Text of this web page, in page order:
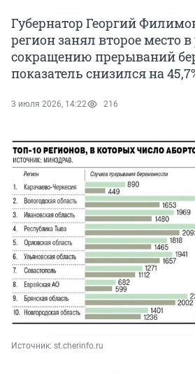
Губернатор Георгий
регион занял второе место
сокращению прерываний
показатель снизился на
3 июля 2026, 14:22 216
Источник: st.cherinfo.ru